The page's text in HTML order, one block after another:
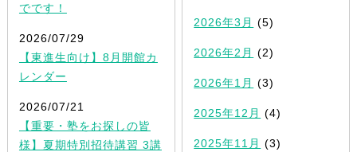
でです！
2026/07/29
【東進生向け】8月開館カ
レンダー
2026/07/21
【重要・塾をお探しの皆
様】夏期特別招待講習 3講
2026年3月 (5)
2026年2月 (2)
2026年1月 (3)
2025年12月 (4)
2025年11月 (3)